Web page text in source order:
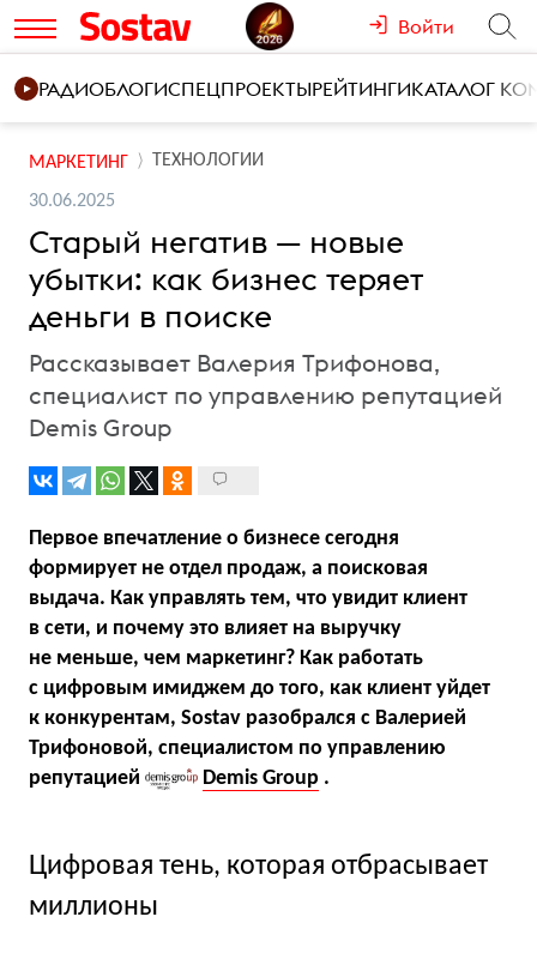
Войти
РАДИОБЛОГИСПЕЦПРОЕКТЫРЕЙТИНГИКАТАЛОГ
МАРКЕТИНГ ТЕХНОЛОГИИ
30.06.2025
Старый негатив — новые
убытки: как бизнес теряет
деньги в поиске
Рассказывает Валерия Трифонова,
специалист по управлению репутацией
Demis Group
Первое впечатление о бизнесе сегодня
формирует не отдел продаж, а поисковая
выдача. Как управлять тем, что увидит клиент
в сети, и почему это влияет на выручку
не меньше, чем маркетинг? Как работать
с цифровым имиджем до того, как клиент уйдет
к конкурентам, Sostav разобрался с Валерией
Трифоновой, специалистом по управлению
репутацией
Demis Group .
Цифровая тень, которая отбрасывает
миллионы